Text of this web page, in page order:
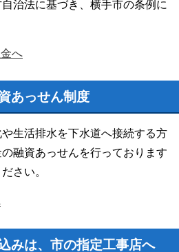
治法に基づき、横手市の条例に
へ
あっせん制度
生活排水を下水道へ接続する方
融資あっせんを行っております
さい。
みは、市の指定工事店へ